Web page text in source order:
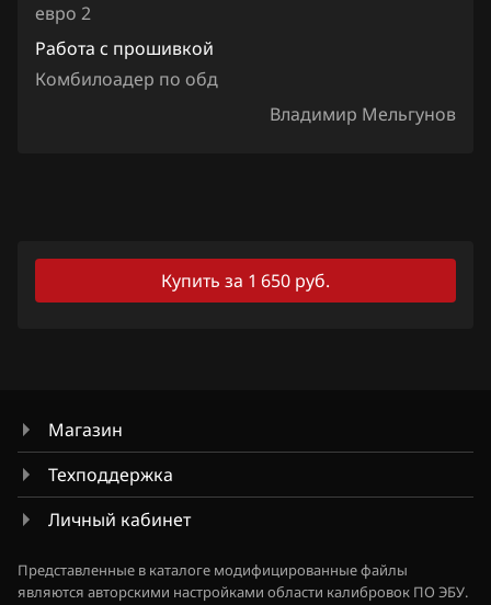
KYC
Lancia
Mazda
Mercedes-Benz
Mini
евро 2
Работа с прошивкой
Комбилоадер по обд
Владимир Мельгунов
Купить за 1 650 руб.
Магазин
Техподдержка
Личный кабинет
Представленные в каталоге модифицированные файлы
являются авторскими настройками области калибровок ПО ЭБУ.